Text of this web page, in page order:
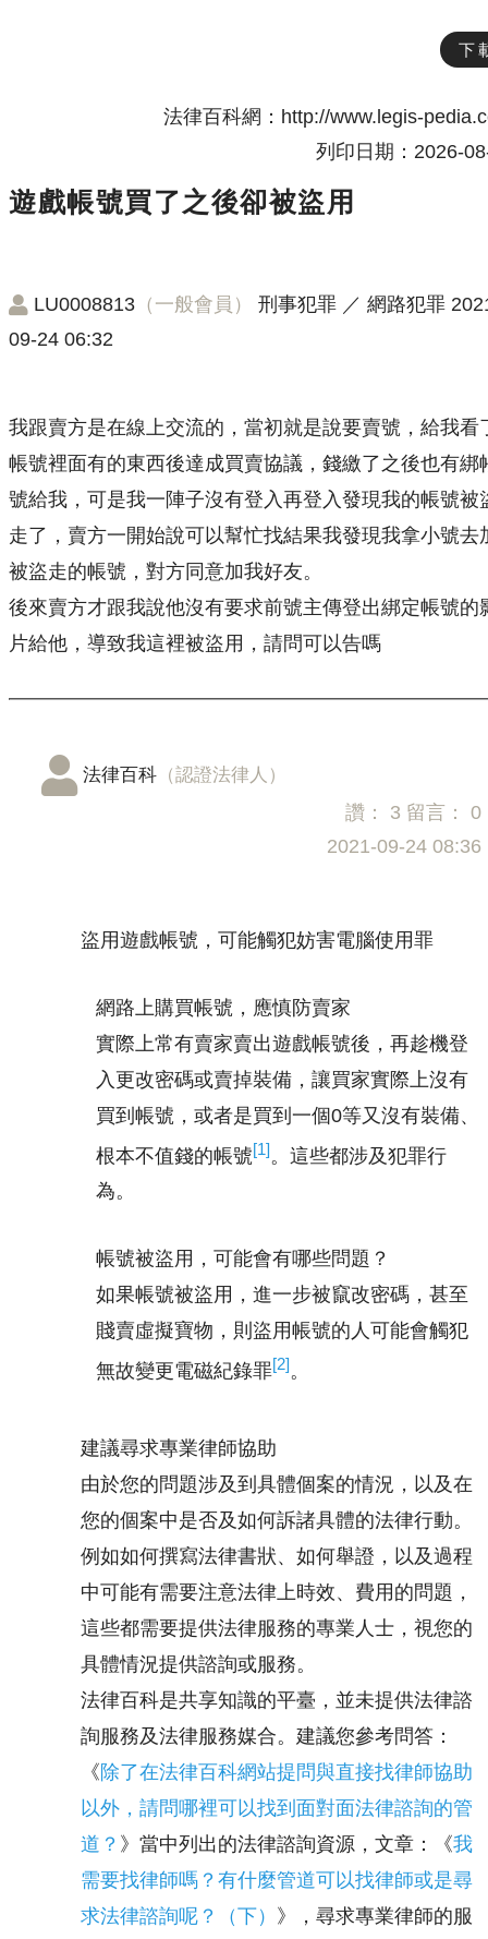
下
法律百科網：http://www.legis-
列印日期：2026-
遊戲帳號買了之後卻被盜用
LU0008813 （一般會員） 刑事犯罪 ／ 網路犯罪
09-24 06:32
我跟賣方是在線上交流的，當初就是說要賣號，給我看
帳號裡面有的東西後達成買賣協議，錢繳了之後也有綁
號給我，可是我一陣子沒有登入再登入發現我的帳號被
走了，賣方一開始說可以幫忙找結果我發現我拿小號去
被盜走的帳號，對方同意加我好友。
後來賣方才跟我說他沒有要求前號主傳登出綁定帳號的
片給他，導致我這裡被盜用，請問可以告嗎
法律百科 （認證法律人）
讚： 3 留言： 0
2021-09-24 08:36
盜用遊戲帳號，可能觸犯妨害電腦使用罪
網路上購買帳號，應慎防賣家
實際上常有賣家賣出遊戲帳號後，再趁機登
入更改密碼或賣掉裝備，讓買家實際上沒有
買到帳號，或者是買到一個0等又沒有裝備、
根本不值錢的帳號[1]。這些都涉及犯罪行
為。
帳號被盜用，可能會有哪些問題？
如果帳號被盜用，進一步被竄改密碼，甚至
賤賣虛擬寶物，則盜用帳號的人可能會觸犯
無故變更電磁紀錄罪[2]。
建議尋求專業律師協助
由於您的問題涉及到具體個案的情況，以及在
您的個案中是否及如何訴諸具體的法律行動。
例如如何撰寫法律書狀、如何舉證，以及過程
中可能有需要注意法律上時效、費用的問題，
這些都需要提供法律服務的專業人士，視您的
具體情況提供諮詢或服務。
法律百科是共享知識的平臺，並未提供法律諮
詢服務及法律服務媒合。建議您參考問答：
《 除了在法律百科網站提問與直接找律師協助
以外，請問哪裡可以找到面對面法律諮詢的管
道？ 》當中列出的法律諮詢資源，文章：《我
需要找律師嗎？有什麼管道可以找律師或是尋
求法律諮詢呢？（下） 》，尋求專業律師的服